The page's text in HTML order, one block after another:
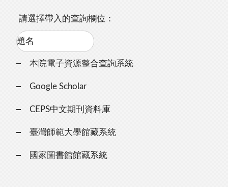
請選擇帶入的查詢欄位：
本院電子資源整合查詢系統
Google Scholar
CEPS中文期刊資料庫
臺灣師範大學館藏系統
國家圖書館館藏系統